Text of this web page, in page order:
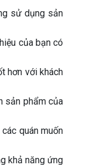
sử dụng sản
của bạn có
hơn với khách
sản phẩm của
quán muốn
khả năng ứng